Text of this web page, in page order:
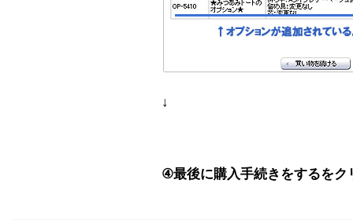
↓
④最後に購入手続きをするをク